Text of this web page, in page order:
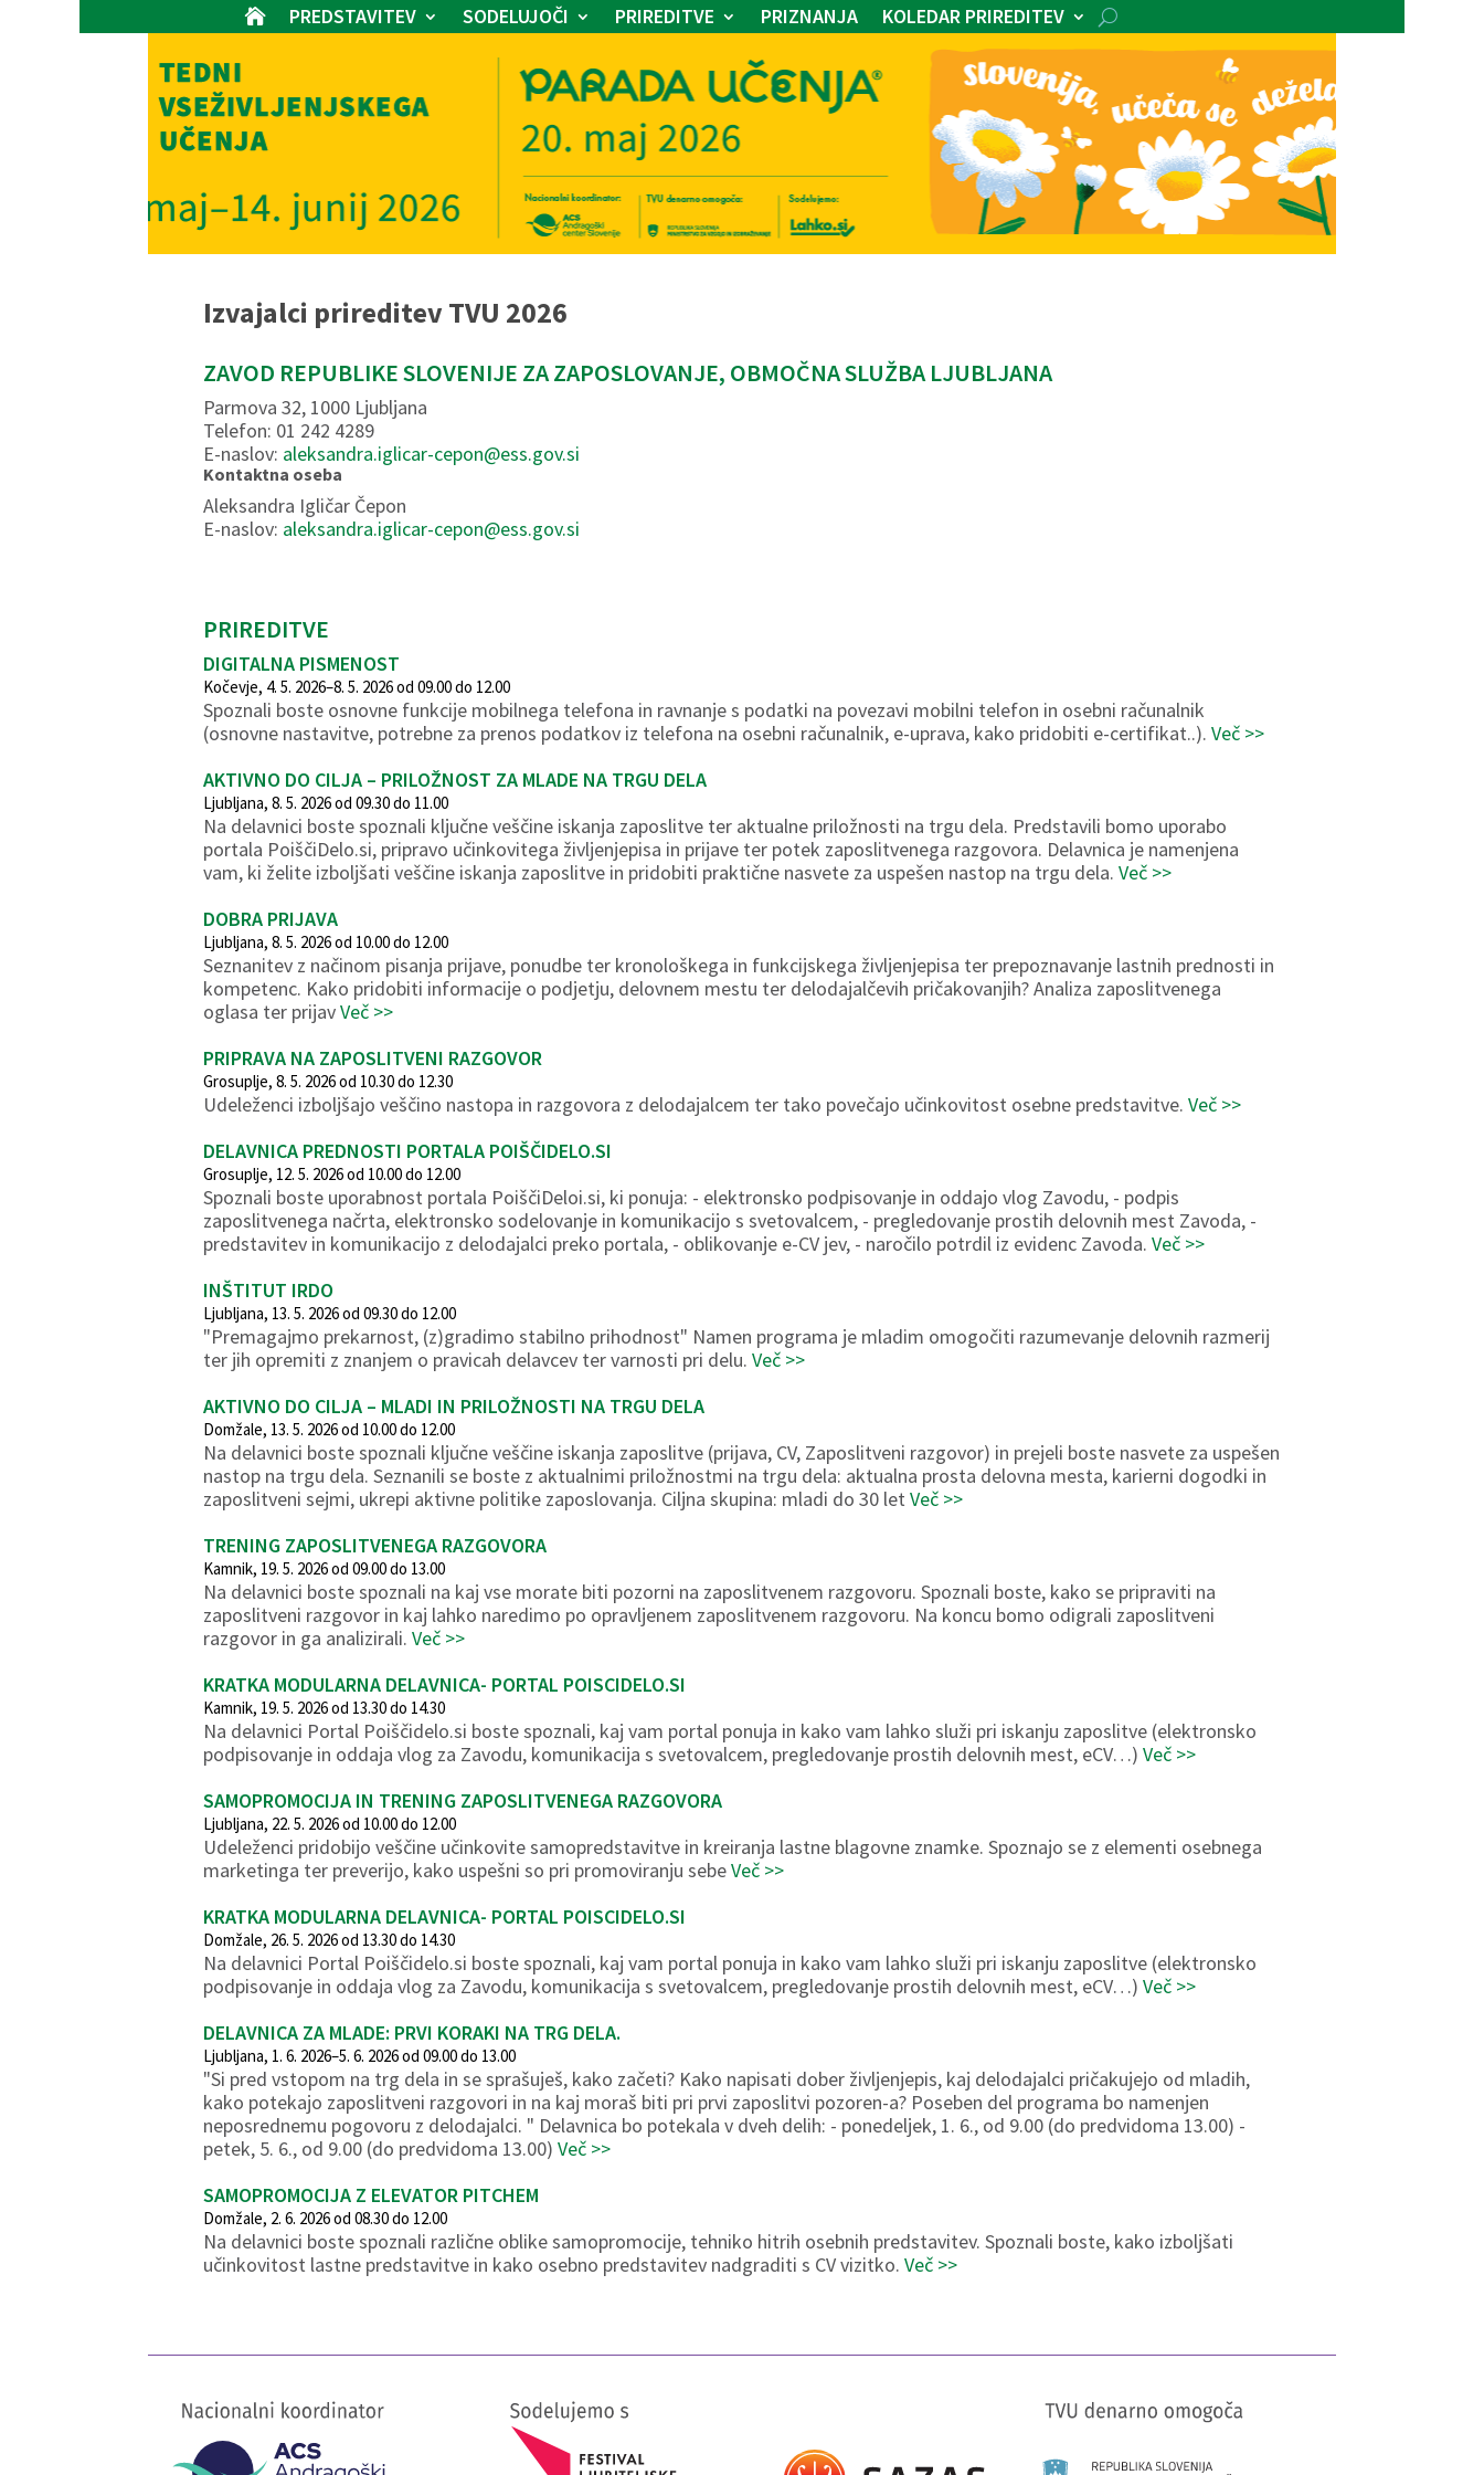
 PREDSTAVITEV SODELUJOČI PRIREDITVE PRIZNANJA KOLEDAR PRIREDITEV
Izvajalci prireditev TVU 2026
ZAVOD REPUBLIKE SLOVENIJE ZA ZAPOSLOVANJE, OBMOČNA SLUŽBA LJUBLJANA
Parmova 32, 1000 Ljubljana
Telefon: 01 242 4289
E-naslov: aleksandra.iglicar-cepon@ess.gov.si
Kontaktna oseba
Aleksandra Igličar Čepon
E-naslov: aleksandra.iglicar-cepon@ess.gov.si
PRIREDITVE
DIGITALNA PISMENOST
Kočevje, 4. 5. 2026–8. 5. 2026 od 09.00 do 12.00
Spoznali boste osnovne funkcije mobilnega telefona in ravnanje s podatki na povezavi mobilni telefon in osebni računalnik
(osnovne nastavitve, potrebne za prenos podatkov iz telefona na osebni računalnik, e-uprava, kako pridobiti e-certifikat..).Več >>
AKTIVNO DO CILJA – PRILOŽNOST ZA MLADE NA TRGU DELA
Ljubljana, 8. 5. 2026 od 09.30 do 11.00
Na delavnici boste spoznali ključne veščine iskanja zaposlitve ter aktualne priložnosti na trgu dela. Predstavili bomo uporabo
portala PoiščiDelo.si, pripravo učinkovitega življenjepisa in prijave ter potek zaposlitvenega razgovora. Delavnica je namenjena
vam, ki želite izboljšati veščine iskanja zaposlitve in pridobiti praktične nasvete za uspešen nastop na trgu dela.Več >>
DOBRA PRIJAVA
Ljubljana, 8. 5. 2026 od 10.00 do 12.00
Seznanitev z načinom pisanja prijave, ponudbe ter kronološkega in funkcijskega življenjepisa ter prepoznavanje lastnih prednosti in
kompetenc. Kako pridobiti informacije o podjetju, delovnem mestu ter delodajalčevih pričakovanjih? Analiza zaposlitvenega
oglasa ter prijavVeč >>
PRIPRAVA NA ZAPOSLITVENI RAZGOVOR
Grosuplje, 8. 5. 2026 od 10.30 do 12.30
Udeleženci izboljšajo veščino nastopa in razgovora z delodajalcem ter tako povečajo učinkovitost osebne predstavitve.Več >>
DELAVNICA PREDNOSTI PORTALA POIŠČIDELO.SI
Grosuplje, 12. 5. 2026 od 10.00 do 12.00
Spoznali boste uporabnost portala PoiščiDeloi.si, ki ponuja: - elektronsko podpisovanje in oddajo vlog Zavodu, - podpis
zaposlitvenega načrta, elektronsko sodelovanje in komunikacijo s svetovalcem, - pregledovanje prostih delovnih mest Zavoda, -
predstavitev in komunikacijo z delodajalci preko portala, - oblikovanje e-CV jev, - naročilo potrdil iz evidenc Zavoda.Več >>
INŠTITUT IRDO
Ljubljana, 13. 5. 2026 od 09.30 do 12.00
"Premagajmo prekarnost, (z)gradimo stabilno prihodnost" Namen programa je mladim omogočiti razumevanje delovnih razmerij
ter jih opremiti z znanjem o pravicah delavcev ter varnosti pri delu.Več >>
AKTIVNO DO CILJA – MLADI IN PRILOŽNOSTI NA TRGU DELA
Domžale, 13. 5. 2026 od 10.00 do 12.00
Na delavnici boste spoznali ključne veščine iskanja zaposlitve (prijava, CV, Zaposlitveni razgovor) in prejeli boste nasvete za uspešen
nastop na trgu dela. Seznanili se boste z aktualnimi priložnostmi na trgu dela: aktualna prosta delovna mesta, karierni dogodki in
zaposlitveni sejmi, ukrepi aktivne politike zaposlovanja. Ciljna skupina: mladi do 30 letVeč >>
TRENING ZAPOSLITVENEGA RAZGOVORA
Kamnik, 19. 5. 2026 od 09.00 do 13.00
Na delavnici boste spoznali na kaj vse morate biti pozorni na zaposlitvenem razgovoru. Spoznali boste, kako se pripraviti na
zaposlitveni razgovor in kaj lahko naredimo po opravljenem zaposlitvenem razgovoru. Na koncu bomo odigrali zaposlitveni
razgovor in ga analizirali.Več >>
KRATKA MODULARNA DELAVNICA- PORTAL POISCIDELO.SI
Kamnik, 19. 5. 2026 od 13.30 do 14.30
Na delavnici Portal Poiščidelo.si boste spoznali, kaj vam portal ponuja in kako vam lahko služi pri iskanju zaposlitve (elektronsko
podpisovanje in oddaja vlog za Zavodu, komunikacija s svetovalcem, pregledovanje prostih delovnih mest, eCV…)Več >>
SAMOPROMOCIJA IN TRENING ZAPOSLITVENEGA RAZGOVORA
Ljubljana, 22. 5. 2026 od 10.00 do 12.00
Udeleženci pridobijo veščine učinkovite samopredstavitve in kreiranja lastne blagovne znamke. Spoznajo se z elementi osebnega
marketinga ter preverijo, kako uspešni so pri promoviranju sebeVeč >>
KRATKA MODULARNA DELAVNICA- PORTAL POISCIDELO.SI
Domžale, 26. 5. 2026 od 13.30 do 14.30
Na delavnici Portal Poiščidelo.si boste spoznali, kaj vam portal ponuja in kako vam lahko služi pri iskanju zaposlitve (elektronsko
podpisovanje in oddaja vlog za Zavodu, komunikacija s svetovalcem, pregledovanje prostih delovnih mest, eCV…)Več >>
DELAVNICA ZA MLADE: PRVI KORAKI NA TRG DELA.
Ljubljana, 1. 6. 2026–5. 6. 2026 od 09.00 do 13.00
"Si pred vstopom na trg dela in se sprašuješ, kako začeti? Kako napisati dober življenjepis, kaj delodajalci pričakujejo od mladih,
kako potekajo zaposlitveni razgovori in na kaj moraš biti pri prvi zaposlitvi pozoren-a? Poseben del programa bo namenjen
neposrednemu pogovoru z delodajalci. " Delavnica bo potekala v dveh delih: - ponedeljek, 1. 6., od 9.00 (do predvidoma 13.00) -
petek, 5. 6., od 9.00 (do predvidoma 13.00)Več >>
SAMOPROMOCIJA Z ELEVATOR PITCHEM
Domžale, 2. 6. 2026 od 08.30 do 12.00
Na delavnici boste spoznali različne oblike samopromocije, tehniko hitrih osebnih predstavitev. Spoznali boste, kako izboljšati
učinkovitost lastne predstavitve in kako osebno predstavitev nadgraditi s CV vizitko.Več >>